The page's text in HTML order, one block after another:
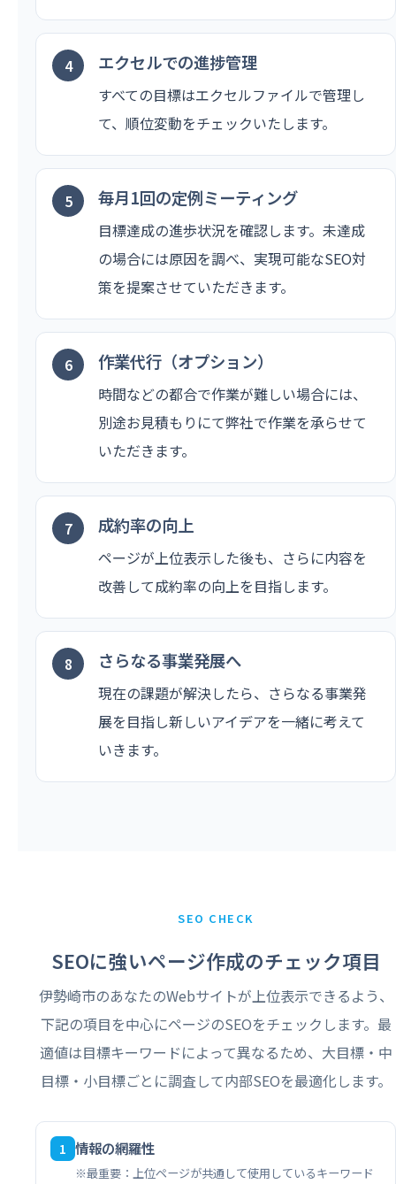
エクセルでの進捗管理
すべての目標はエクセルファイルで管理し
て、順位変動をチェックいたします。
毎月1回の定例ミーティング
目標達成の進歩状況を確認します。未達成
の場合には原因を調べ、実現可能なSEO対
策を提案させていただきます。
作業代行（オプション）
時間などの都合で作業が難しい場合には、
別途お見積もりにて弊社で作業を承らせて
いただきます。
成約率の向上
ページが上位表示した後も、さらに内容を
改善して成約率の向上を目指します。
さらなる事業発展へ
現在の課題が解決したら、さらなる事業発
展を目指し新しいアイデアを一緒に考えて
いきます。
SEO CHECK
SEOに強いページ作成のチェック項目
伊勢崎市のあなたのWebサイトが上位表示できるよう、
下記の項目を中心にページのSEOをチェックします。最
適値は目標キーワードによって異なるため、大目標・中
目標・小目標ごとに調査して内部SEOを最適化します。
1 情報の網羅性
※最重要：上位ページが共通して使用しているキーワード